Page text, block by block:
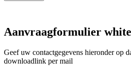
Aanvraagformulier
Geef uw contactgegevens hieronder op
downloadlink per mail